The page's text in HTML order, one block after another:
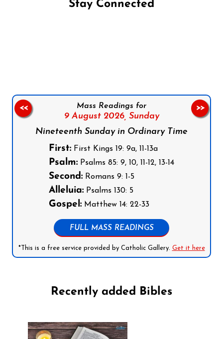
Stay Connected
Mass Readings for
9 August 2026, Sunday
Nineteenth Sunday in Ordinary Time
First: First Kings 19: 9a, 11-13a
Psalm: Psalms 85: 9, 10, 11-12, 13-14
Second: Romans 9: 1-5
Alleluia: Psalms 130: 5
Gospel: Matthew 14: 22-33
FULL MASS READINGS
*This is a free service provided by Catholic Gallery. Get it here
<< >>
Recently added Bibles